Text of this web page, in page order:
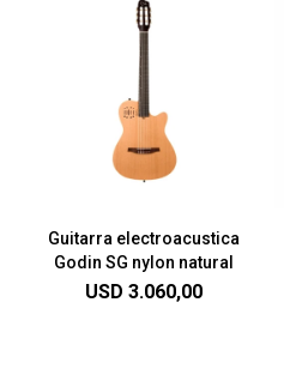
Guitarra electroacustica
Godin SG nylon natural
USD 3.060,00